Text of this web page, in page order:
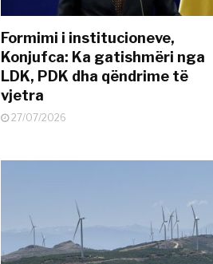
Formimi i institucioneve,
Konjufca: Ka gatishmëri nga
LDK, PDK dha qëndrime të
vjetra
27/07/2026